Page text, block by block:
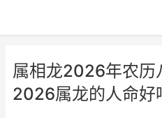
属相龙2026年农历
2026属龙的人命好